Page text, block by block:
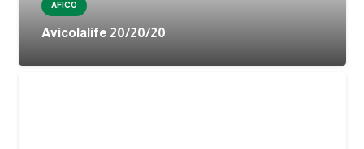
AFICO
Avicolalife 20/20/20